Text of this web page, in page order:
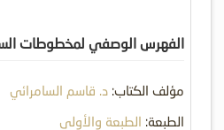
الفهرس الوصفي لمخطوطات
مؤلف الكتاب: د. قاسم السامرائي
الطبعة: الطبعة والأولى